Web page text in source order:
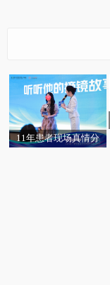
11年患者现场真情分